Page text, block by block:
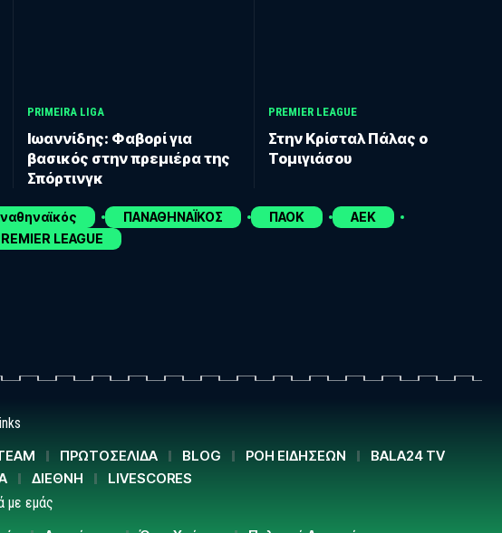
PRIMEIRA LIGA
Ιωαννίδης: Φαβορί για
βασικός στην πρεμιέρα της
Σπόρτινγκ
PREMIER LEAGUE
Στην Κρίσταλ Πάλας ο
Τομιγιάσου
ΠΑΝΑΘΗΝΑΪΚΟΣ ΠΑΟΚ
ΑΕΚ
LEAGUE
ΠΡΩΤΟΣΕΛΙΔΑ BLOG ΡΟΗ ΕΙΔΗΣΕΩΝ
BALA24 TV
ΔΙΕΘΝΗ
LIVESCORES
με εμάς